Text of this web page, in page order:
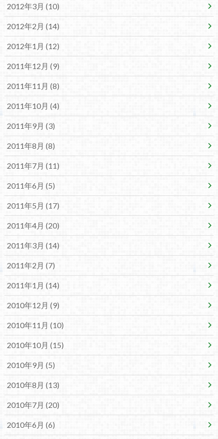
2012年3月 (10)
2012年2月 (14)
2012年1月 (12)
2011年12月 (9)
2011年11月 (8)
2011年10月 (4)
2011年9月 (3)
2011年8月 (8)
2011年7月 (11)
2011年6月 (5)
2011年5月 (17)
2011年4月 (20)
2011年3月 (14)
2011年2月 (7)
2011年1月 (14)
2010年12月 (9)
2010年11月 (10)
2010年10月 (15)
2010年9月 (5)
2010年8月 (13)
2010年7月 (20)
2010年6月 (6)